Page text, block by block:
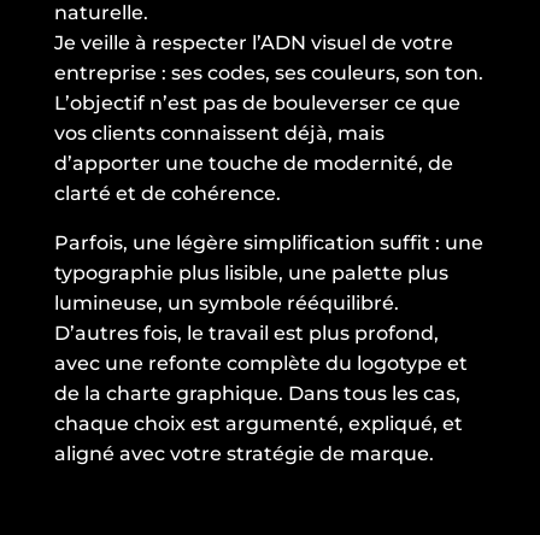
naturelle.
Je veille à respecter l’ADN visuel de votre
entreprise : ses codes, ses couleurs, son ton.
L’objectif n’est pas de bouleverser ce que
vos clients connaissent déjà, mais
d’apporter une touche de modernité, de
clarté et de cohérence.
Parfois, une légère simplification suffit : une
typographie plus lisible, une palette plus
lumineuse, un symbole rééquilibré.
D’autres fois, le travail est plus profond,
avec une refonte complète du logotype et
de la charte graphique. Dans tous les cas,
chaque choix est argumenté, expliqué, et
aligné avec votre stratégie de marque.